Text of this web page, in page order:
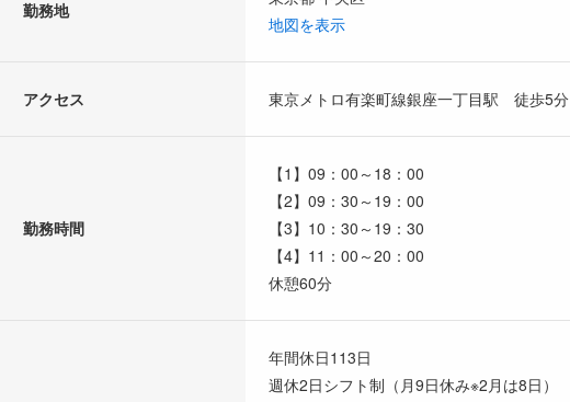
勤務地
地図を表示
アクセス 東京メトロ有楽町線銀座一丁目駅 徒歩5分
勤務時間
【1】09：00～18：00
【2】09：30～19：00
【3】10：30～19：30
【4】11：00～20：00
休憩60分
年間休日113日
週休2日シフト制（月9日休み※2月は8日）